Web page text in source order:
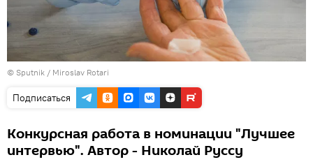
© Sputnik / Miroslav Rotari
Подписаться
Конкурсная работа в номинации "Лучшее
интервью". Автор - Николай Руссу